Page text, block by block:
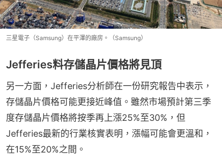
三星電子（Samsung）在平澤的廠房。（Samsung）
Jefferies料存儲晶片價格將見頂
另一方面，Jefferies分析師在一份研究報告中表示，
存儲晶片價格可能更接近峰值。雖然市場預計第三季
度存儲晶片價格將按季再上漲25%至30%，但
Jefferies最新的行業核實表明，漲幅可能會更溫和，
在15%至20%之間。